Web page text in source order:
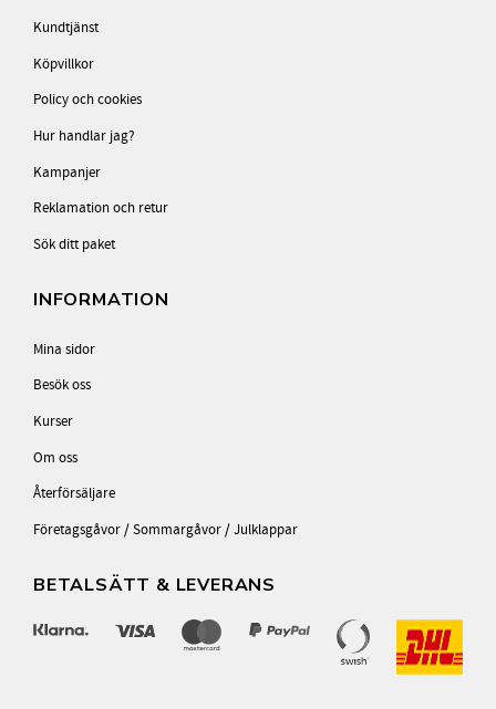
Kundtjänst
Köpvillkor
Policy och cookies
Hur handlar jag?
Kampanjer
Reklamation och retur
Sök ditt paket
INFORMATION
Mina sidor
Besök oss
Kurser
Om oss
Återförsäljare
Företagsgåvor / Sommargåvor / Julklappar
BETALSÄTT & LEVERANS